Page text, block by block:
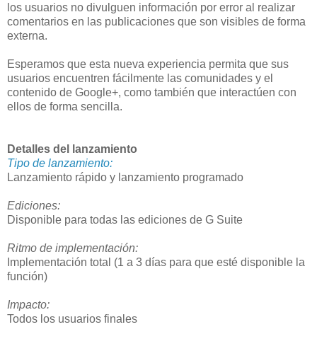
los usuarios no divulguen información por error al realizar
comentarios en las publicaciones que son visibles de forma
externa.
Esperamos que esta nueva experiencia permita que sus
usuarios encuentren fácilmente las comunidades y el
contenido de Google+, como también que interactúen con
ellos de forma sencilla.
Detalles del lanzamiento
Tipo de lanzamiento:
Lanzamiento rápido y lanzamiento programado
Ediciones:
Disponible para todas las ediciones de G Suite
Ritmo de implementación:
Implementación total (1 a 3 días para que esté disponible la
función)
Impacto:
Todos los usuarios finales